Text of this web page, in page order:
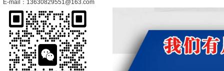
E-mail：13630829551@163.com